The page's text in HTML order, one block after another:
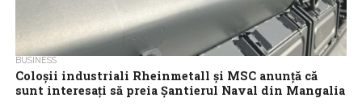
BUSINESS
Coloşii industriali Rheinmetall şi MSC anunţă că
sunt interesaţi să preia Şantierul Naval din Mangalia